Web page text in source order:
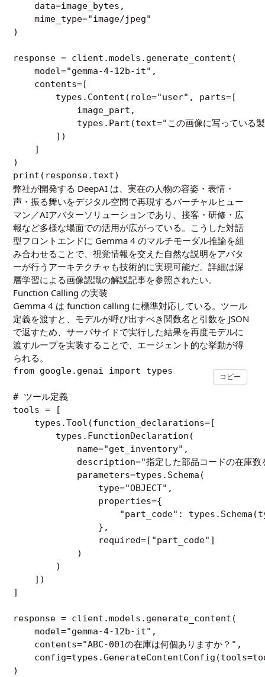
    data=image_bytes,
    mime_type="image/jpeg"
)
response = client.models.generate_content(
    model="gemma-4-12b-it",
    contents=[
        types.Content(role="user", parts=[
            image_part,
types.Part(text="この画像に写っている製
        ])
    ]
)
弊社が開発する DeepAI は、実在の人物の容姿・表情・
声・振る舞いをデジタル空間で再現するバーチャルヒュー
マン／AIアバターソリューションであり、接客・研修・広
報など多様な場面での活用が広がっている。こうした対話
型フロントエンドに Gemma 4 のマルチモーダル推論を組
み合わせることで、視覚情報を交えた自然な説明をアバタ
ーが行うアーキテクチャも技術的に実現可能だ。詳細は深
層学習による画像認識の解説記事を参照されたい。
Function Calling の実装
Gemma 4 は function calling に標準対応している。ツール
定義を渡すと、モデルが呼び出すべき関数名と引数を JSON
で返すため、サーバサイドで実行した結果を再度モデルに
渡すループを実装することで、エージェント的な挙動が得
られる。
from google.genai import types
# ツール定義
tools = [
    types.Tool(function_declarations=[
        types.FunctionDeclaration(
            name="get_inventory",
description="指定した部品コードの在庫数
            parameters=types.Schema(
                type="OBJECT",
                properties={
"part_code":
                },
                required=["part_code"]
            )
        )
    ])
]
response = client.models.generate_content(
    model="gemma-4-12b-it",
    contents="ABC-001の在庫は何個ありますか？",
)
コピー